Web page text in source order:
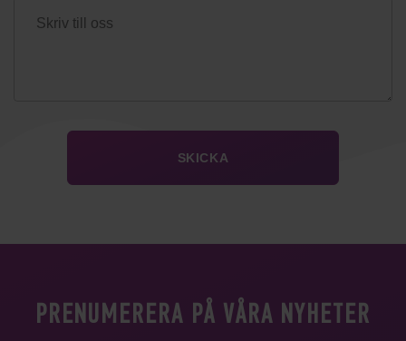
PRENUMERERA PÅ VÅRA NYHETER